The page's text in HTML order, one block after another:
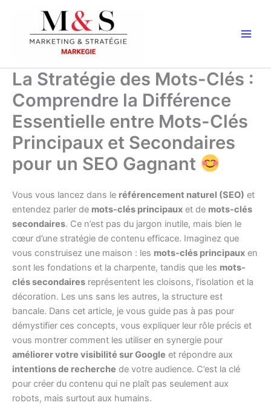
contenu
La Stratégie des Mots-Clés :
Comprendre la Différence
Essentielle entre Mots-Clés
Principaux et Secondaires
pour un SEO Gagnant
Vous vous lancez dans le référencement naturel (SEO) et
entendez parler de mots-clés principaux et de mots-clés
secondaires. Ce n’est pas du jargon inutile, mais bien le
cœur d’une stratégie de contenu efficace. Imaginez que
vous construisez une maison : les mots-clés principaux en
sont les fondations et la charpente, tandis que les mots-
clés secondaires représentent les cloisons, l’isolation et la
décoration. Les uns sans les autres, la structure est
bancale. Dans cet article, je vous guide pas à pas pour
démystifier ces concepts, vous expliquer leur rôle précis et
vous montrer comment les utiliser en synergie pour
améliorer votre visibilité sur Google et répondre aux
intentions de recherche de votre audience. C’est la clé
pour créer du contenu qui ne plaît pas seulement aux
robots, mais surtout aux humains.